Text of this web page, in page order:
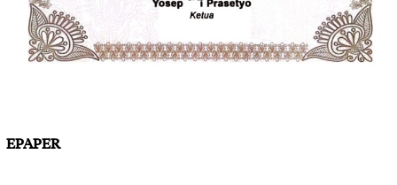
EPAPER